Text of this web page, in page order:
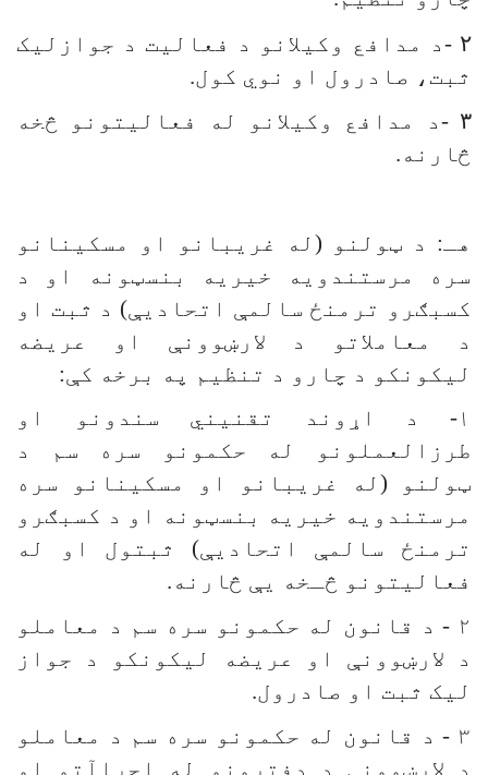
۲ -د مدافع وکیلانو د فعالیت د جوازلیک
ثبت، صادرول او نوي کول.
۳ -د مدافع وکیلانو له فعالیتونو څخه
څارنه .
هـ: د ټولنو (له غریبانو او مسكينانو
سره مرستندویه خیریه بنسټونه او د
کسبګرو ترمنځ سالمې اتحادیې) د ثبت او
د معاملاتو د لارښوونې او عریضه
لیکونکو د چارو د تنظیم په برخه کې:
۱- د اړوند تقنیني سندونو او
طرزالعملونو له حکمونو سره سم د
ټولنو (له غریبانو او مسكينانو سره
مرستندویه خیریه بنسټونه او د کسبګرو
ترمنځ سالمې اتحادیې) ثبتول او له
فعالیتونو څـخه یې څارنه .
۲ -د قانون له حکمونو سره سم د معاملو
د لارښوونې او عریضه لیکونکو د جواز
لیک ثبت او صادرول.
۳ -د قانون له حکمونو سره سم د معاملو
د لارښوونې د دفترونو له اجراآتو او